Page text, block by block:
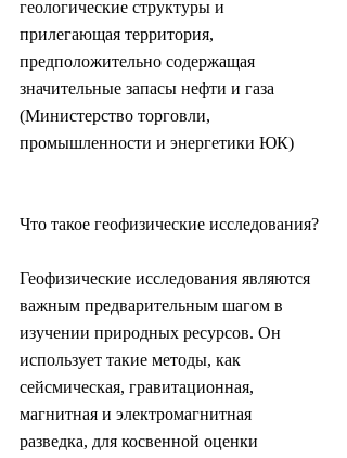
геологические структуры и
прилегающая территория,
предположительно содержащая
значительные запасы нефти и газа
(Министерство торговли,
промышленности и энергетики ЮК)
Что такое геофизические исследования?
Геофизические исследования являются
важным предварительным шагом в
изучении природных ресурсов. Он
использует такие методы, как
сейсмическая, гравитационная,
магнитная и электромагнитная
разведка, для косвенной оценки